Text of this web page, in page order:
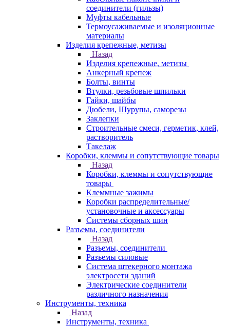
соединители (гильзы)
Муфты кабельные
Термоусаживаемые и изоляционные
материалы
Изделия крепежные, метизы
Назад
Изделия крепежные, метизы
Анкерный крепеж
Болты, винты
Втулки, резьбовые шпильки
Гайки, шайбы
Дюбели, Шурупы, саморезы
Заклепки
Строительные смеси, герметик, клей,
растворитель
Такелаж
Коробки, клеммы и сопутствующие товары
Назад
Коробки, клеммы и сопутствующие
товары
Клеммные зажимы
Коробки распределительные/
установочные и аксессуары
Системы сборных шин
Разъемы, соединители
Назад
Разъемы, соединители
Разъемы силовые
Система штекерного монтажа
электросети зданий
Электрические соединители
различного назначения
Инструменты, техника
Назад
Инструменты, техника